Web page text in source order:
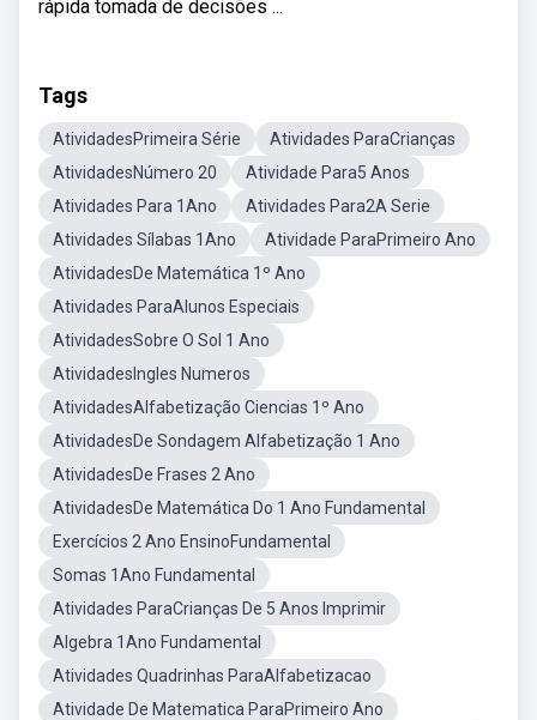
rápida tomada de decisões ...
Tags
AtividadesPrimeira Série
Atividades ParaCrianças
AtividadesNúmero 20
Atividade Para5 Anos
Atividades Para 1Ano
Atividades Para2A Serie
Atividades Sílabas 1Ano
Atividade ParaPrimeiro Ano
AtividadesDe Matemática 1º Ano
Atividades ParaAlunos Especiais
AtividadesSobre O Sol 1 Ano
AtividadesIngles Numeros
AtividadesAlfabetização Ciencias 1º Ano
AtividadesDe Sondagem Alfabetização 1 Ano
AtividadesDe Frases 2 Ano
AtividadesDe Matemática Do 1 Ano Fundamental
Exercícios 2 Ano EnsinoFundamental
Somas 1Ano Fundamental
Atividades ParaCrianças De 5 Anos Imprimir
Algebra 1Ano Fundamental
Atividades Quadrinhas ParaAlfabetizacao
Atividade De Matematica ParaPrimeiro Ano